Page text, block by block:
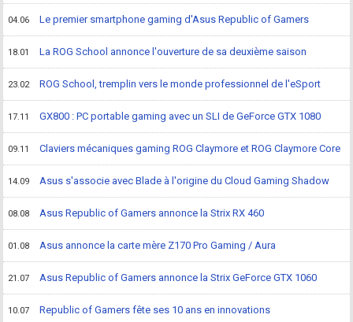
04.06 Le premier smartphone gaming d'Asus Republic of Gamers
18.01 La ROG School annonce l'ouverture de sa deuxième saison
23.02 ROG School, tremplin vers le monde professionnel de l'eSport
17.11 GX800 : PC portable gaming avec un SLI de GeForce GTX 1080
09.11 Claviers mécaniques gaming ROG Claymore et ROG Claymore Core
14.09 Asus s'associe avec Blade à l'origine du Cloud Gaming Shadow
08.08 Asus Republic of Gamers annonce la Strix RX 460
01.08 Asus annonce la carte mère Z170 Pro Gaming / Aura
21.07 Asus Republic of Gamers annonce la Strix GeForce GTX 1060
10.07 Republic of Gamers fête ses 10 ans en innovations